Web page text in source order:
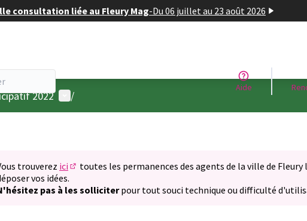
consultation liée au Fleury Mag-Du 06 juillet au 23 août 2026
Aide
2022 Menu utilisateur
/
trouverez ici
(S'ouvre dans un nouvel onglet)
toutes les permanences des agents de la ville de
vos idées.
pas à les solliciterpour tout souci technique ou difficulté